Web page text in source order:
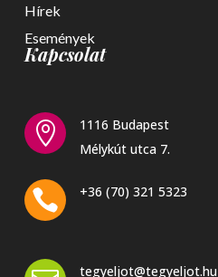
Hírek
Események
Kapcsolat

1116 Budapest
Mélykút utca 7.
 +36 (70) 321 5323
tegyeljot@tegyeljot.hu